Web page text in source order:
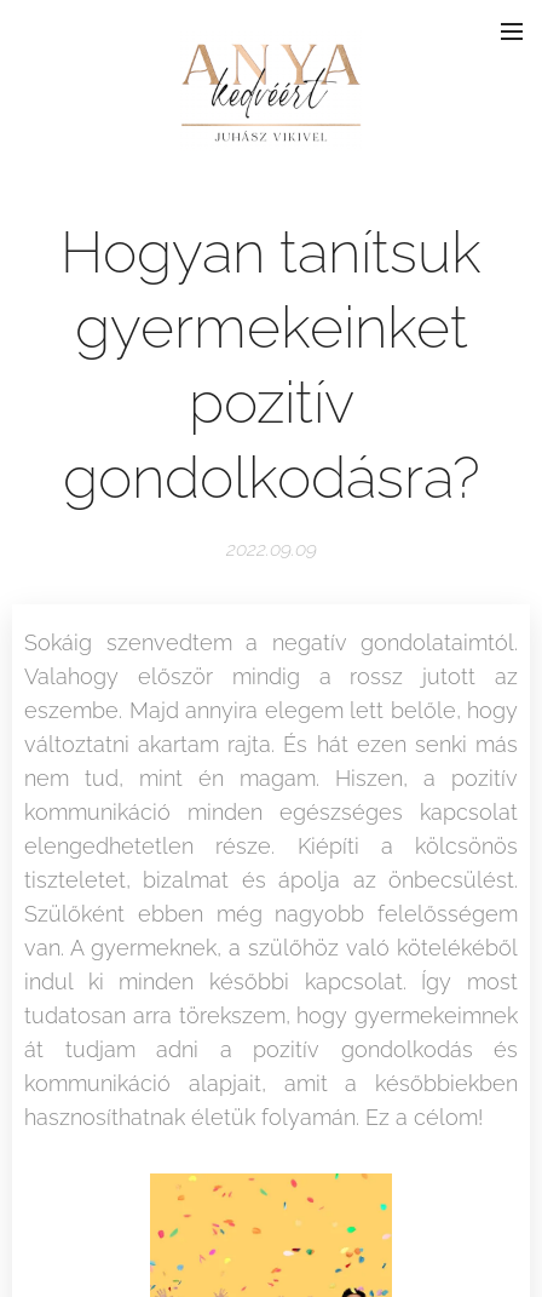
Hogyan tanítsuk
gyermekeinket
pozitív
gondolkodásra?
2022.09.09
Sokáig szenvedtem a negatív gondolataimtól.
Valahogy először mindig a rossz jutott az
eszembe. Majd annyira elegem lett belőle, hogy
változtatni akartam rajta. És hát ezen senki más
nem tud, mint én magam. Hiszen, a pozitív
kommunikáció minden egészséges kapcsolat
elengedhetetlen része. Kiépíti a kölcsönös
tiszteletet, bizalmat és ápolja az önbecsülést.
Szülőként ebben még nagyobb felelősségem
van. A gyermeknek, a szülőhöz való kötelékéből
indul ki minden későbbi kapcsolat. Így most
tudatosan arra törekszem, hogy gyermekeimnek
át tudjam adni a pozitív gondolkodás és
kommunikáció alapjait, amit a későbbiekben
hasznosíthatnak életük folyamán. Ez a célom!